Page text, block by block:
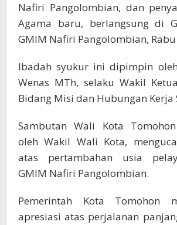
Nafiri Pangolombian, dan
Agama baru, berlangsung di
GMIM Nafiri Pangolombian,
Ibadah syukur ini dipimpin
Wenas MTh, selaku Wakil
Bidang Misi dan Hubungan Kerja
Sambutan Wali Kota
oleh Wakil Wali Kota,
atas pertambahan usia
GMIM Nafiri Pangolombian.
Pemerintah Kota Tomohon
apresiasi atas perjalanan